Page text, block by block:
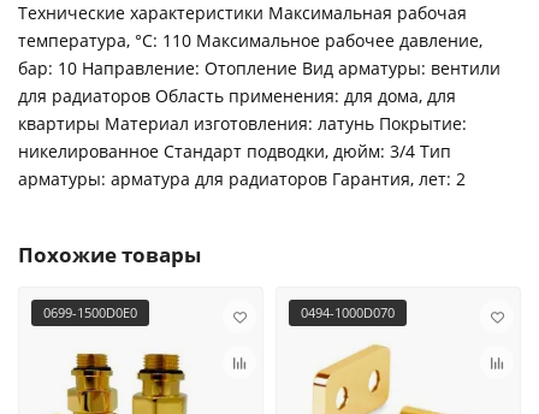
Технические характеристики Максимальная рабочая
температура, °С: 110 Максимальное рабочее давление,
бар: 10 Направление: Отопление Вид арматуры: вентили
для радиаторов Область применения: для дома, для
квартиры Материал изготовления: латунь Покрытие:
никелированное Стандарт подводки, дюйм: 3/4 Тип
арматуры: арматура для радиаторов Гарантия, лет: 2
Похожие товары
0699-1500D0E0 0494-1000D070